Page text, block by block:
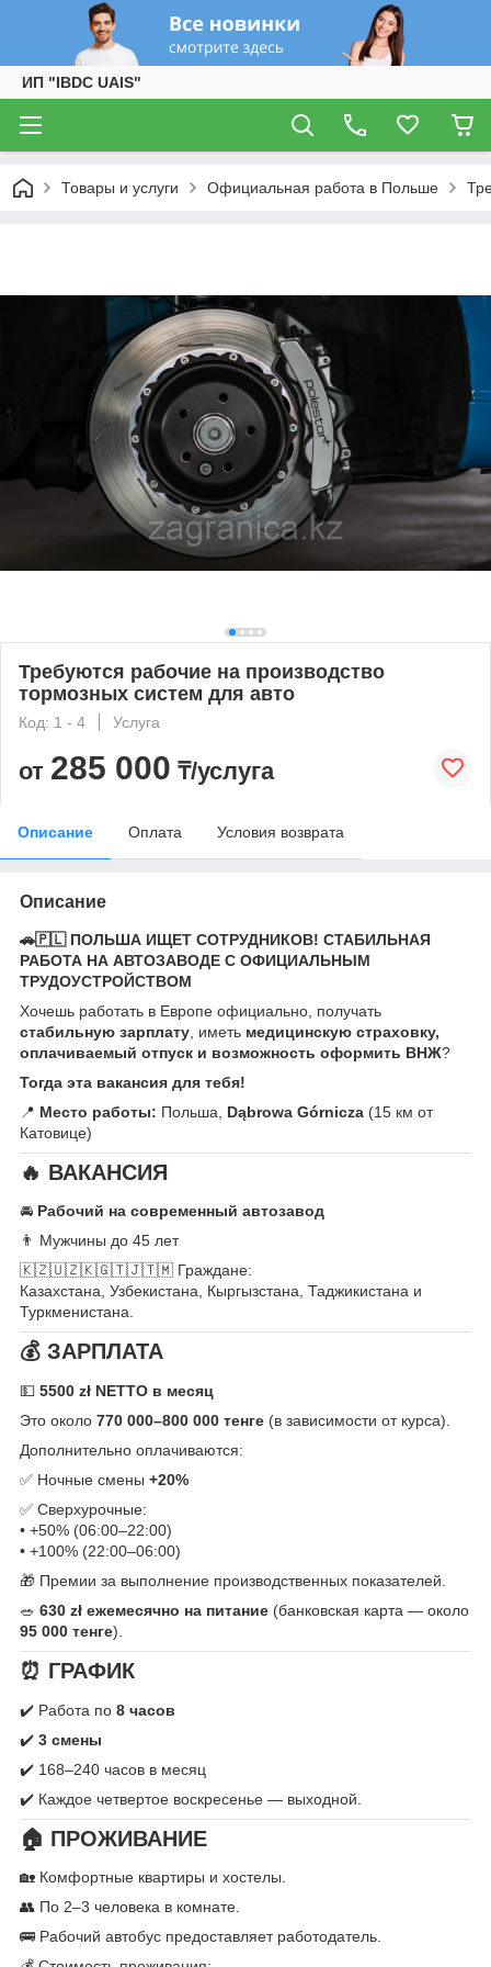
ИП "IBDC UAIS"
Товары и услуги Официальная работа в Польше
Требуются рабочие на производство
тормозных систем для авто
Код: 1 - 4 Услуга
от 285 000 ₸/услуга
Описание Оплата Условия возврата
Описание
🚗🇵🇱 ПОЛЬША ИЩЕТ СОТРУДНИКОВ! СТАБИЛЬНАЯ
РАБОТА НА АВТОЗАВОДЕ С ОФИЦИАЛЬНЫМ
ТРУДОУСТРОЙСТВОМ
Хочешь работать в Европе официально, получать
стабильную зарплату , иметь медицинскую страховку,
оплачиваемый отпуск и возможность оформить ВНЖ?
Тогда эта вакансия для тебя!
📍 Место работы: Польша, Dąbrowa Górnicza (15 км от
Катовице)
🔥 ВАКАНСИЯ
🚘 Рабочий на современный автозавод
👨 Мужчины до 45 лет
🇰🇿🇺🇿🇰🇬🇹🇯🇹🇲 Граждане:
Казахстана, Узбекистана, Кыргызстана, Таджикистана и
Туркменистана.
💰 ЗАРПЛАТА
💵 5500 zł NETTO в месяц
Это около 770 000–800 000 тенге (в зависимости от курса).
Дополнительно оплачиваются:
✅ Ночные смены +20%
✅ Сверхурочные:
• +50% (06:00–22:00)
• +100% (22:00–06:00)
🎁 Премии за выполнение производственных показателей.
🥗 630 zł ежемесячно на питание (банковская карта — около
95 000 тенге).
⏰ ГРАФИК
✔️ Работа по 8 часов
✔️ 3 смены
✔️ 168–240 часов в месяц
✔️ Каждое четвертое воскресенье — выходной.
🏠 ПРОЖИВАНИЕ
🏡 Комфортные квартиры и хостелы.
👥 По 2–3 человека в комнате.
🚌 Рабочий автобус предоставляет работодатель.